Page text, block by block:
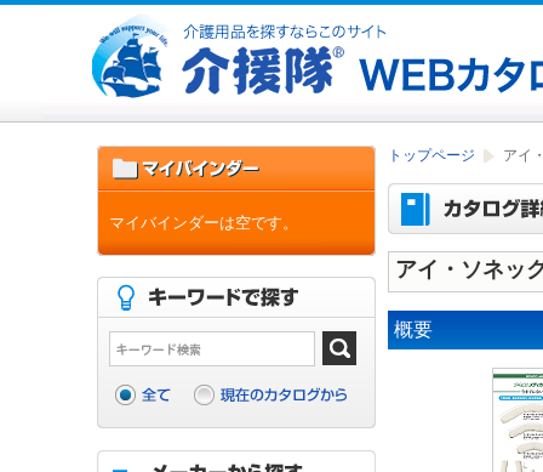
トップページ アイ
アイ・ソネッ
概要
マイバインダーは空です。